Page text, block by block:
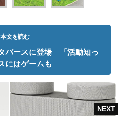
文を読む
バースに登場 「活動知っ
にはゲームも